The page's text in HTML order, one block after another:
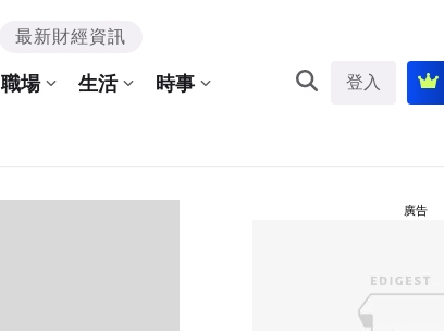
最新財經資訊
職場 生活 時事 登入
廣告